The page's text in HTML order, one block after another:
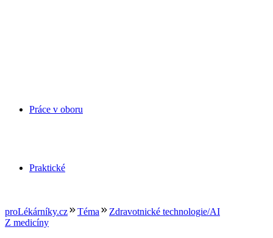
Práce v oboru
Praktické
proLékárníky.cz Téma
Zdravotnické technologie/AI
Z medicíny